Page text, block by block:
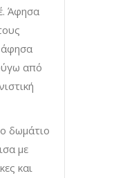
Άφησα
άφησα
από
δωμάτιο
με
και